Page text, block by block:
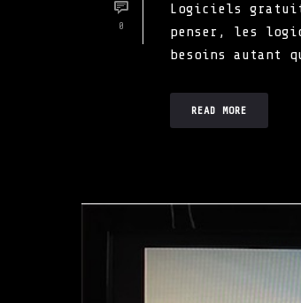
0
Logiciels
penser, les
besoins autant
READ MORE